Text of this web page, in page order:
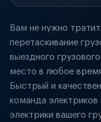
Вам не нужно
перетаскивание
выездного
место в любое
Быстрый и
команда
электрики вашего